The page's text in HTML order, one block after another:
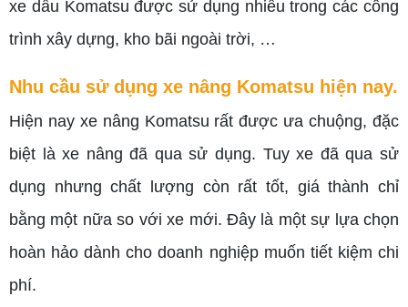
xe dầu Komatsu được sử dụng nhiều trong các công
trình xây dựng, kho bãi ngoài trời, …
Nhu cầu sử dụng xe nâng Komatsu hiện nay.
Hiện nay xe nâng Komatsu rất được ưa chuộng, đặc
biệt là xe nâng đã qua sử dụng. Tuy xe đã qua sử
dụng nhưng chất lượng còn rất tốt, giá thành chỉ
bằng một nữa so với xe mới. Đây là một sự lựa chọn
hoàn hảo dành cho doanh nghiệp muốn tiết kiệm chi
phí.